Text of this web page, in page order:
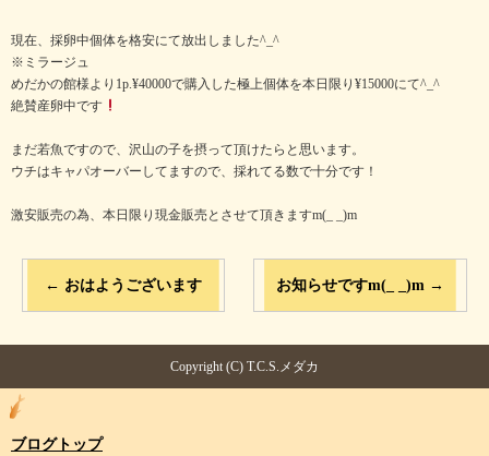
現在、採卵中個体を格安にて放出しました^_^
※ミラージュ
めだかの館様より1p.¥40000で購入した極上個体を本日限り¥15000にて^_^
絶賛産卵中です
まだ若魚ですので、沢山の子を摂って頂けたらと思います。
ウチはキャパオーバーしてますので、採れてる数で十分です！
激安販売の為、本日限り現金販売とさせて頂きますm(_ _)m
← おはようございます お知らせですm(_ _)m →
Copyright (C) T.C.S.メダカ
ブログトップ